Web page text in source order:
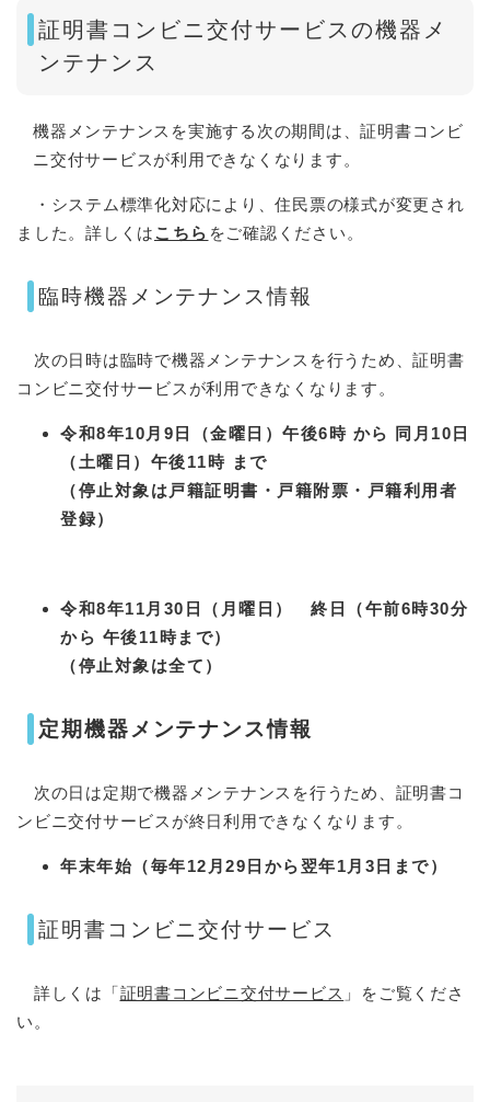
証明書コンビニ交付サービスの機器メ
ンテナンス
機器メンテナンスを実施する次の期間は、証明書コンビ
ニ交付サービスが利用できなくなります。
・システム標準化対応により、住民票の様式が変更され
ました。詳しくはこちら をご確認ください。
臨時機器メンテナンス情報
次の日時は臨時で機器メンテナンスを行うため、証明書
コンビニ交付サービスが利用できなくなります。
令和8年10月9日（金曜日）午後6時 から 同月10日
（土曜日）午後11時 まで
（停止対象は戸籍証明書・戸籍附票・戸籍利用者
登録）
令和8年11月30日（月曜日） 終日（午前6時30分
から 午後11時まで）
（停止対象は全て）
定期機器メンテナンス情報
次の日は定期で機器メンテナンスを行うため、証明書コ
ンビニ交付サービスが終日利用できなくなります。
年末年始（毎年12月29日から翌年1月3日まで）
証明書コンビニ交付サービス
詳しくは「証明書コンビニ交付サービス 」をご覧くださ
い。